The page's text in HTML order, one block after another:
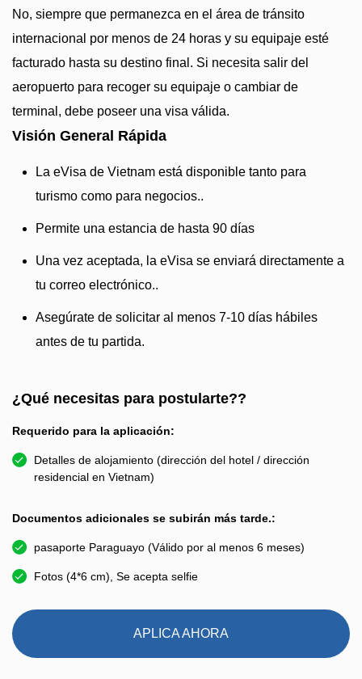
No, siempre que permanezca en el área de tránsito
internacional por menos de 24 horas y su equipaje esté
facturado hasta su destino final. Si necesita salir del
aeropuerto para recoger su equipaje o cambiar de
terminal, debe poseer una visa válida.
Visión General Rápida
La eVisa de Vietnam está disponible tanto para
turismo como para negocios..
Permite una estancia de hasta 90 días
Una vez aceptada, la eVisa se enviará directamente a
tu correo electrónico..
Asegúrate de solicitar al menos 7-10 días hábiles
antes de tu partida.
¿Qué necesitas para postularte??
Requerido para la aplicación:
Detalles de alojamiento (dirección del hotel / dirección
residencial en Vietnam)
Documentos adicionales se subirán más tarde.:
pasaporte Paraguayo (Válido por al menos 6 meses)
Fotos (4*6 cm), Se acepta selfie
APLICA AHORA